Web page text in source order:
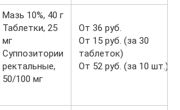
Мазь 10%, 40 г
Таблетки, 25
мг
Суппозитории
ректальные,
50/100 мг
От 36 руб.
От 15 руб. (за 30
таблеток)
От 52 руб. (за 10 шт.)